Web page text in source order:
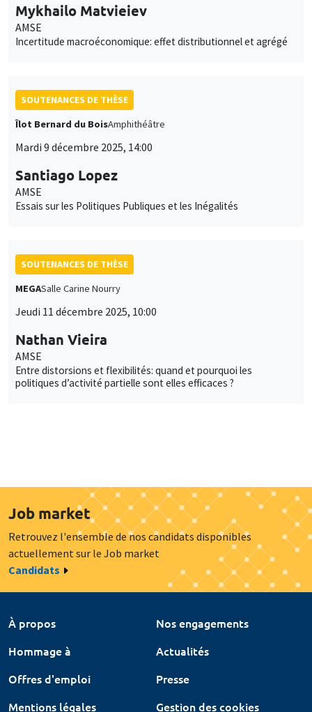
Mykhailo Matvieiev
AMSE
Incertitude macroéconomique: effet distributionnel et agrégé
SOUTENANCES DE THÈSE
Îlot Bernard du BoisAmphithéâtre
Mardi 9 décembre 2025, 14:00
Santiago Lopez
AMSE
Essais sur les Politiques Publiques et les Inégalités
SOUTENANCES DE THÈSE
MEGASalle Carine Nourry
Jeudi 11 décembre 2025, 10:00
Nathan Vieira
AMSE
Entre distorsions et flexibilités: quand et pourquoi les
politiques d’activité partielle sont elles efficaces ?
Job market
Retrouvez l'ensemble de nos candidats disponibles
actuellement sur le Job market
Candidats
À propos
Nos engagements
Hommage à
Actualités
Offres d'emploi
Presse
Mentions légales
Gestion des cookies